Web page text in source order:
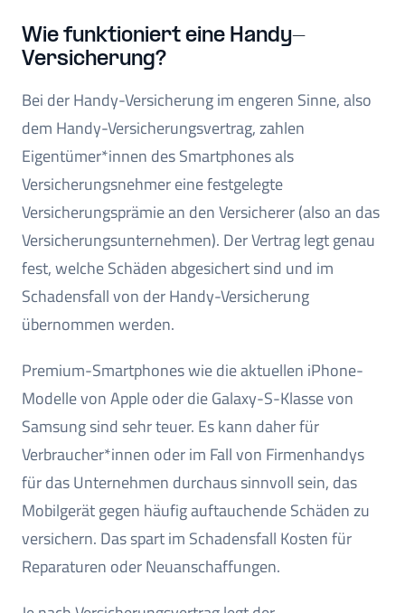
Wie funktioniert eine Handy-
Versicherung?
Bei der Handy-Versicherung im engeren Sinne, also
dem Handy-Versicherungsvertrag, zahlen
Eigentümer*innen des Smartphones als
Versicherungsnehmer eine festgelegte
Versicherungsprämie an den Versicherer (also an das
Versicherungsunternehmen). Der Vertrag legt genau
fest, welche Schäden abgesichert sind und im
Schadensfall von der Handy-Versicherung
übernommen werden.
Premium-Smartphones wie die aktuellen iPhone-
Modelle von Apple oder die Galaxy-S-Klasse von
Samsung sind sehr teuer. Es kann daher für
Verbraucher*innen oder im Fall von Firmenhandys
für das Unternehmen durchaus sinnvoll sein, das
Mobilgerät gegen häufig auftauchende Schäden zu
versichern. Das spart im Schadensfall Kosten für
Reparaturen oder Neuanschaffungen.